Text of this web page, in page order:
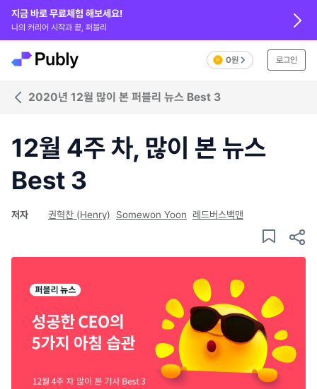
지금 바로 무료체험 해보세요!
나의 커리어 시작과 끝, 퍼블리
0원 로그인
2020년 12월 많이 본 퍼블리 뉴스 Best 3
12월 4주 차, 많이 본 뉴스
Best 3
저자 권혁찬 (Henry) Somewon Yoon 레드버스백맨